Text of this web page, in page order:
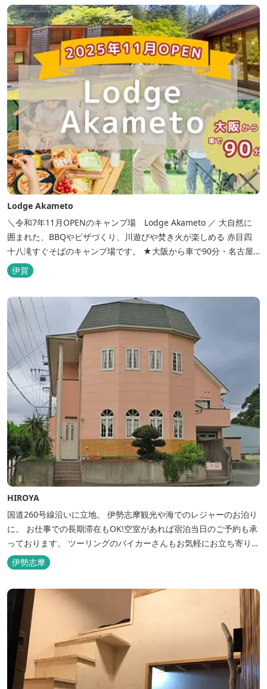
Lodge Akameto
＼令和7年11月OPENのキャンプ場 Lodge Akameto ／ 大自然に
囲まれた、BBQやピザづくり、川遊びや焚き火が楽しめる 赤目四
十八滝すぐそばのキャンプ場です。 ★大阪から車で90分・名古屋
から120分の好アクセス！ ★専用テラス付きバンガローでは、BBQ
をしながら子どもが川遊びをしているのが見れる！ ★Wi-Fiがつな
がります！ ★日帰りBBQや大人数での研修も...
伊賀
HIROYA
国道260号線沿いに立地。 伊勢志摩観光や海でのレジャーのお泊り
に。 お仕事での長期滞在もOK!空室があれば宿泊当日のご予約も承
っております。 ツーリングのバイカーさんもお気軽にお立ち寄りく
ださい。
伊勢志摩